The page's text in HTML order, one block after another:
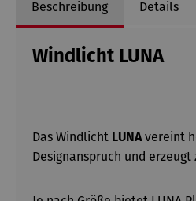
Beschreibung Details
Windlicht LUNA
Das Windlicht LUNAvereint
Designanspruch und